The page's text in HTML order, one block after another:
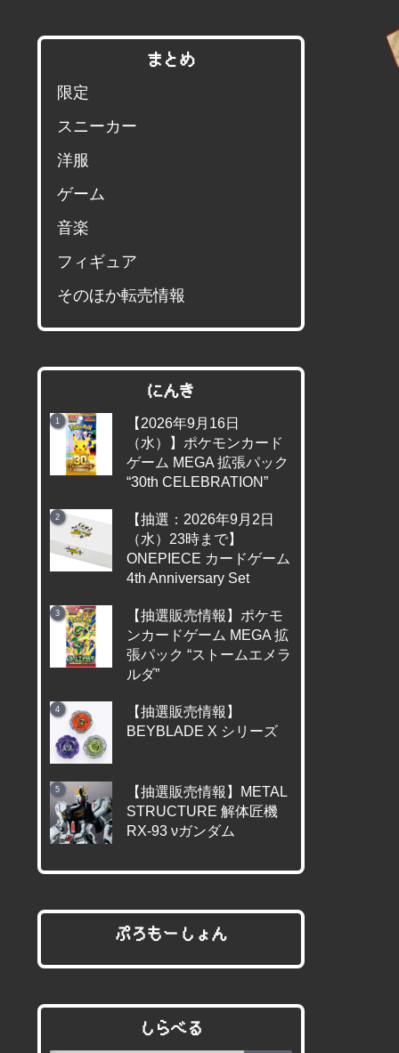
まとめ
限定
スニーカー
洋服
ゲーム
音楽
フィギュア
そのほか転売情報
にんき
【2026年9月16日
（水）】ポケモンカード
ゲーム MEGA 拡張パック
“30th CELEBRATION”
【抽選：2026年9月2日
（水）23時まで】
ONEPIECE カードゲーム
4th Anniversary Set
【抽選販売情報】ポケモ
ンカードゲーム MEGA 拡
張パック “ストームエメラ
ルダ”
【抽選販売情報】
BEYBLADE X シリーズ
【抽選販売情報】METAL
STRUCTURE 解体匠機
RX-93 νガンダム
ぷろもーしょん
しらべる